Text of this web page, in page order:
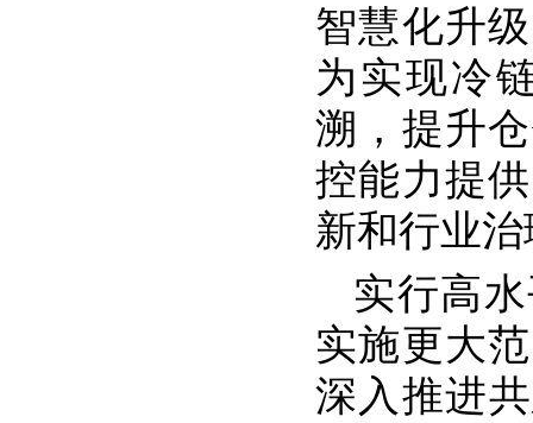
智慧化升
为实现冷
溯，提升
控能力提
新和行业
实行高
实施更大
深入推进